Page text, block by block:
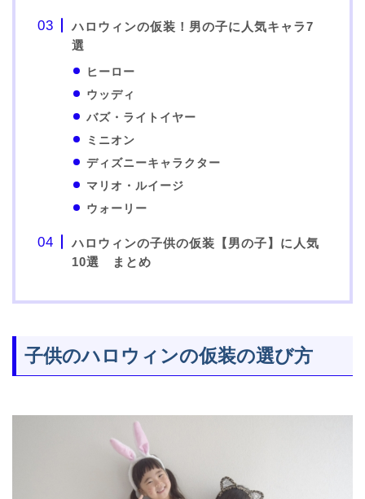
ハロウィンの仮装！男の子に人気キャラ7
選
ヒーロー
ウッディ
バズ・ライトイヤー
ミニオン
ディズニーキャラクター
マリオ・ルイージ
ウォーリー
ハロウィンの子供の仮装【男の子】に人気
10選 まとめ
子供のハロウィンの仮装の選び方